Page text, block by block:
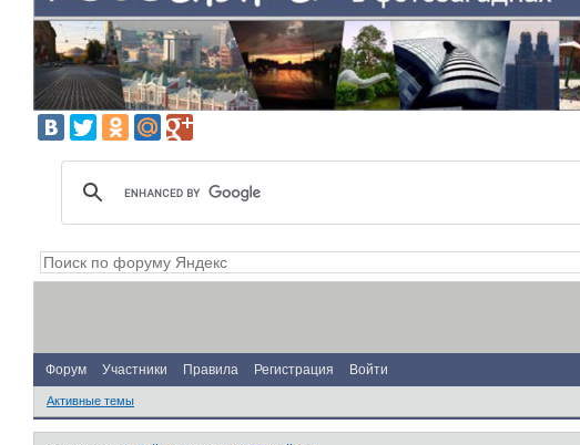
Форум Участники Правила Регистрация Войти
Активные темы